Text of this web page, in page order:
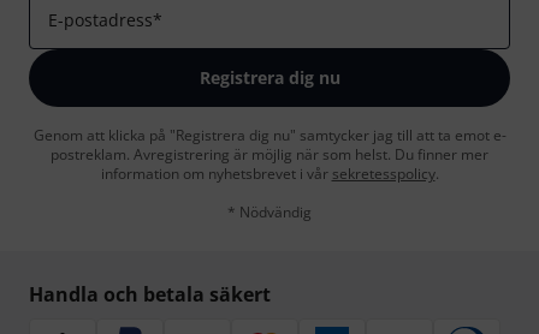
E-postadress*
Registrera dig nu
Genom att klicka på "Registrera dig nu" samtycker jag till att ta emot e-
postreklam. Avregistrering är möjlig när som helst. Du finner mer
information om nyhetsbrevet i vår sekretesspolicy.
* Nödvändig
Handla och betala säkert